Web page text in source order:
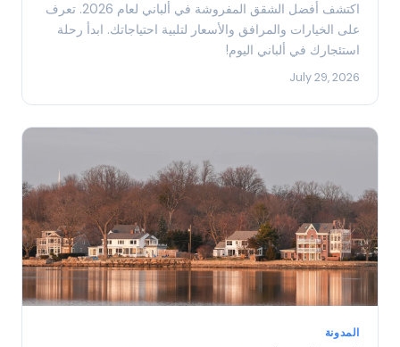
اكتشف أفضل الشقق المفروشة في ألباني لعام 2026. تعرف
على الخيارات والمرافق والأسعار لتلبية احتياجاتك. ابدأ رحلة
استئجارك في ألباني اليوم!
July 29, 2026
المدونة